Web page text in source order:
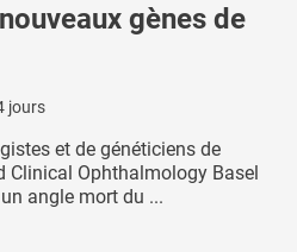
gènes de
jours
et de généticiens de
Clinical Ophthalmology Basel
angle mort du ...